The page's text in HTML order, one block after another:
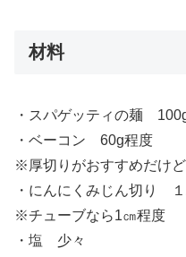
材料
・スパゲッティの麺
・ベーコン 60g程度
※厚切りがおすすめだけ
・にんにくみじん切り
※チューブなら1㎝程度
・塩 少々